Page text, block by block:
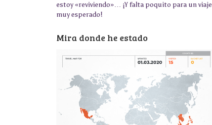
estoy «reviviendo»… ¡Y falta poquito para un viaje
muy esperado!
Mira donde he estado